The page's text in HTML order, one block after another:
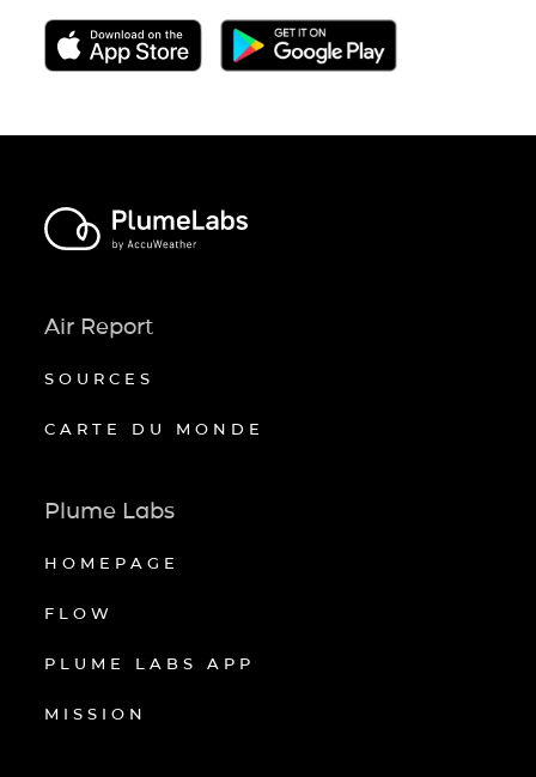
Air Report
SOURCES
CARTE DU MONDE
Plume Labs
HOMEPAGE
FLOW
PLUME LABS APP
MISSION